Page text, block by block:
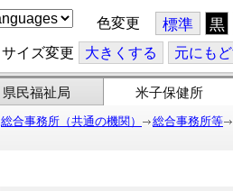
色変更 標準 黒
サイズ変更 大きくする 元にも
県民福祉局 米子保健所
総合事務所（共通の機関） 総合事務所等